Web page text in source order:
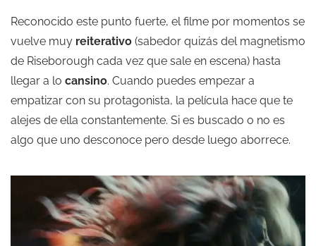
Reconocido este punto fuerte, el filme por momentos se
vuelve muy reiterativo (sabedor quizás del magnetismo
de Riseborough cada vez que sale en escena) hasta
llegar a lo cansino. Cuando puedes empezar a
empatizar con su protagonista, la película hace que te
alejes de ella constantemente. Si es buscado o no es
algo que uno desconoce pero desde luego aborrece.